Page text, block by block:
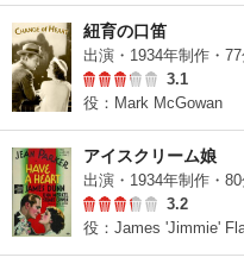
紐育の口笛
出演・1934年制作・77
3.1
役：Mark McGowan
アイスクリーム娘
出演・1934年制作・80
3.2
役：James 'Jimmie'